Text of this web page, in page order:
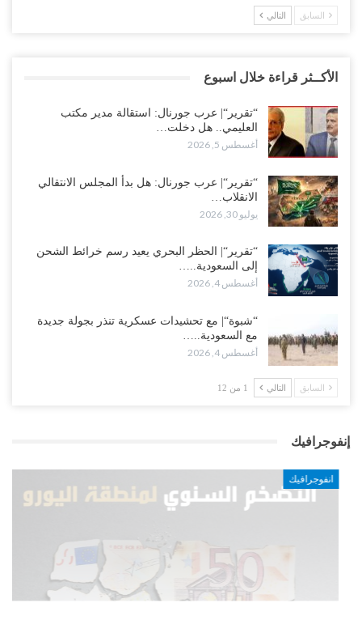
السابق التالي
الأكــثر قراءة خلال اسبوع
“تقرير“| عرب جورنال: استقالة مدير مكتب
العليمي.. هل دخلت…
أغسطس 5, 2026
“تقرير“| عرب جورنال: هل بدأ المجلس الانتقالي
الانقلاب…
يوليو 30, 2026
“تقرير“| الحظر البحري يعيد رسم خرائط الشحن
إلى السعودية..…
أغسطس 4, 2026
“شبوة“| مع تحشيدات عسكرية تنذر بجولة جديدة
مع السعودية..…
أغسطس 4, 2026
السابق التالي 1 من 12
إنفوجرافيك
انفوجرافيك